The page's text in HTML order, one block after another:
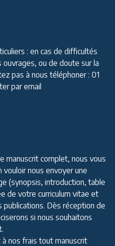
: en cas de difficultés
ou de doute sur la
pas à nous téléphoner : 01
par email
manuscrit complet, nous vous
vouloir nous envoyer une
(synopsis, introduction, table
de votre curriculum vitae et
Dès réception de
si nous souhaitons
nos frais tout manuscrit